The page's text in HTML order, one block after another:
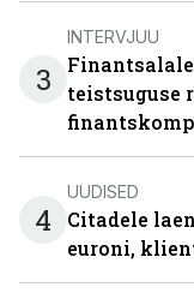
3
INTERVJUU
teistsuguse
4
UUDISED
Citadele
euroni,